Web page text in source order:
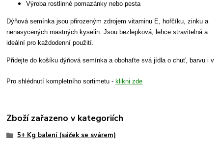
Výroba rostlinné pomazánky nebo pesta
Dýňová semínka jsou přirozeným zdrojem vitaminu E, hořčíku, zinku a
nenasycených mastných kyselin. Jsou bezlepková, lehce stravitelná a
ideální pro každodenní použití.
Přidejte do košíku dýňová semínka a obohaťte svá jídla o chuť, barvu i
Pro shlédnutí kompletního sortimetu - klikni zde
Zboží zařazeno v kategoriích
5+ Kg balení (sáček se svárem)